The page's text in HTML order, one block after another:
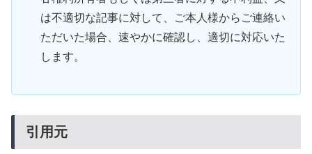
は不適切な記事に対して、ご本人様からご連絡い
ただいた場合、速やかに確認し、適切に対応いた
します。
引用元